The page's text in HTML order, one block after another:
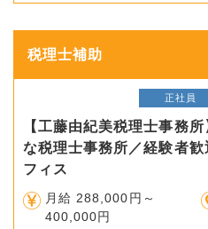
税理士補助
正社員
【工藤由紀美税理士事務
な税理士事務所／経験者
フィス
月給 288,000円～
400,000円